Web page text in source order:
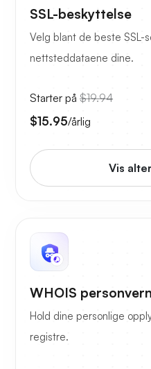
SSL-beskyttelse
Velg blant de beste SSL-
nettsteddataene dine.
Starter på $19.94
$15.95/årlig
Vis
WHOIS personvern
Hold dine personlige
registre.